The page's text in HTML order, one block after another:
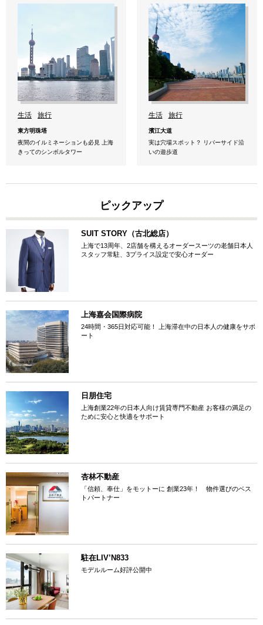
生活 旅行
東方明珠塔
夜間のイルミネーションも必見 上海
きってのシンボルタワー
生活 旅行
濱江大道
実は穴場スポット？ リバーサイド沿
いの遊歩道
ピックアップ
SUIT STORY（古北総店）
上海で13周年、2店舗を構えるオーダースーツの老舗日本人
スタッフ常駐、3プライス設定で安心オーダー
上海嘉会国際病院
24時間・365日対応可能！ 上海滞在中の日本人の健康をサポ
ート
日朋住宅
上海創業22年の日本人向け賃貸専門不動産 お客様の満足の
ために安心と快適をサポート
杏林不動産
「信頼、奉仕」をモットーに 創業23年！ 物件選びのベス
トパートナー
駐在LIV’N833
モデルルーム好評公開中